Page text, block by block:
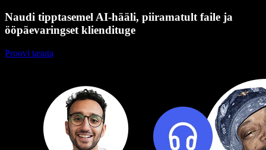
Naudi tipptasemel AI-hääli, piiramatult faile ja
ööpäevaringset kliendituge
Proovi tasuta